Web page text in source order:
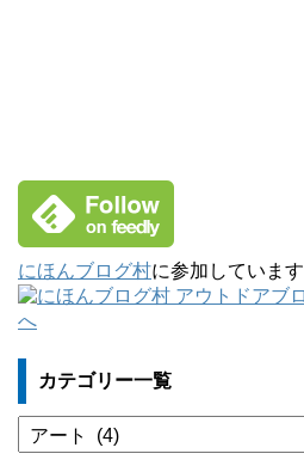
にほんブログ村に参加しています
カテゴリー一覧
カ
テ